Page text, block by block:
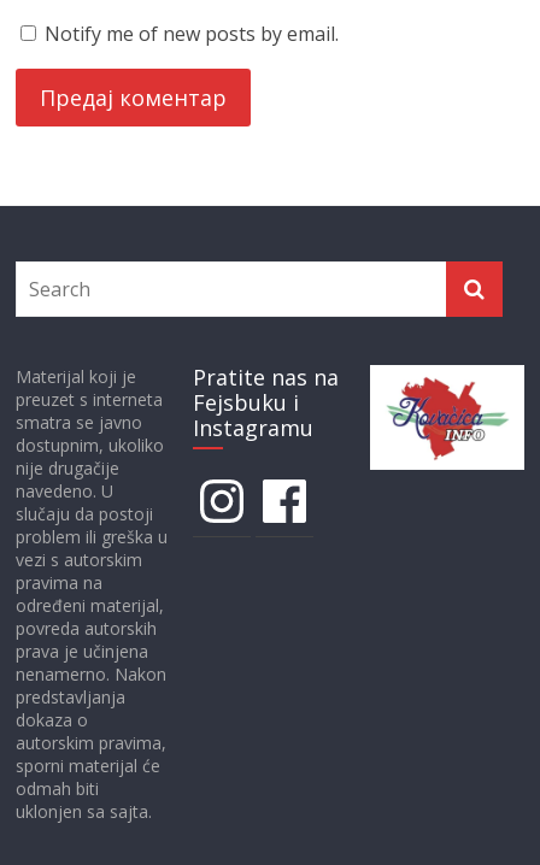
Notify me of new posts by email.
Materijal koji je
preuzet s interneta
smatra se javno
dostupnim, ukoliko
nije drugačije
navedeno. U
slučaju da postoji
problem ili greška u
vezi s autorskim
pravima na
određeni materijal,
povreda autorskih
prava je učinjena
nenamerno. Nakon
predstavljanja
dokaza o
autorskim pravima,
sporni materijal će
odmah biti
uklonjen sa sajta.
Pratite nas na
Fejsbuku i
Instagramu
InstagramFacebook